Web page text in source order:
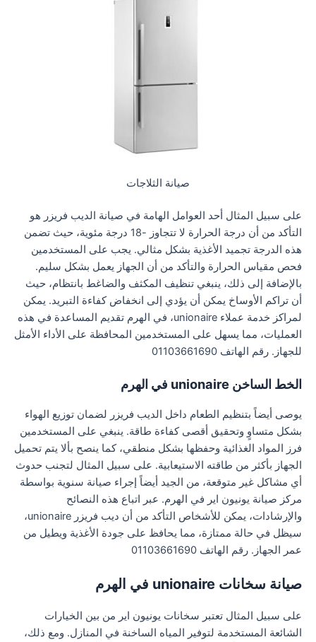
صيانة الثلاجات
على سبيل المثال أحد العوامل الهامة في صيانة الديب فريزر هو
التأكد من أن درجة الحرارة لا تتجاوز -18 درجة مئوية، حيث تضمن
هذه الدرجة تجميد الأغذية بشكل مثالي. يجب على المستخدمين
فحص مقياس الحرارة والتأكد من أن الجهاز يعمل بشكل سليم.
بالإضافة إلى ذلك، ينبغي تنظيف المكثف والضاغط بانتظام، حيث
أن تراكم الأوساخ يمكن أن يؤدي إلى انخفاض كفاءة التبريد. يمكن
لمراكز خدمة عملاء unionaire، في الهرم تقديم المساعدة في هذه
العمليات، مما يسهل على المستخدمين المحافظة على الأداء الأمثل
للجهاز. رقم الهاتف 01103661690
الخط الساخن unionaire في الهرم
يوصى أيضاً بتنظيم الطعام داخل الديب فريزر لضمان توزيع الهواء
بشكل متساوٍ وتحقيق أقصى كفاءة طاقة. ينبغي على المستخدمين
فرز المواد الغذائية وحفظها بشكل منطقي، كما ينصح بألا يتم تحميل
الجهاز بأكثر من طاقته الاستيعابية. على سبيل المثال لتجنب حدوث
أي مشاكل غير متوقعة، من الجيد أيضاً إجراء صيانة سنوية بواسطة
مركز صيانة يونيون اير في الهرم. عبر اتباع هذه النصائح
والإرشادات، يمكن للأشخاص التأكد من أن ديب فريزر unionaire،
سيظل في حالة ممتازة، مما يحافظ على جودة الأغذية ويطيل من
عمر الجهاز. رقم الهاتف 01103661690
صيانة سخانات unionaire في الهرم
على سبيل المثال تعتبر سخانات يونيون اير من بين الخيارات
الشائعة المستخدمة لتوفير المياه الساخنة في المنازل. ومع ذلك،